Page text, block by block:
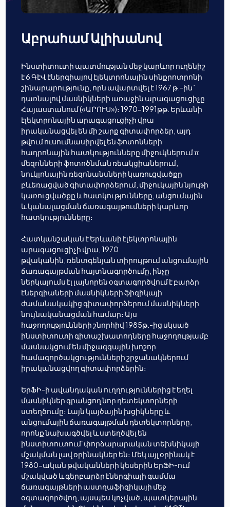
Աբրահամ Ալիխանով
Ինստիտուտի պատմության մեջ կարևոր ուղենիշ
է 6 ԳէՎ էներգիայով էլեկտրոնային սինքրոտրոնի
շինարարությունը, որն ավարտվել է 1967 թ.-ին`
դառնալով մասնիկների առաջին արագացուցիչը
Հայաստանում («ԱՐՈՒՍ»)։ 1970-1991թթ. Երևանի
էլեկտրոնային արագացուցիչի վրա
իրականացվել են մի շարք գիտափորձեր, այդ
թվում ուսումնասիրվել են ֆոտոնների
հադրոնային հատկությունները միջուկներում π
մեզոնների ֆոտոծնման ռեակցիաներում,
նուկլոնային ռեզոնանսների կառուցվածքը
բևեռացված գիտափորձերում, միջուկային նյութի
կառուցվածքը և հատկությունները, անցումային
և կանալացման ճառագայթումների կարևոր
հատկությունները։
Հատկանշական է Երևանի էլեկտրոնային
արագացուցիչի վրա, 1970
թվականին, ռենտգենյան տիրույթում անցումային
ճառագայթման հայտնագործումը, ինչը
ներկայումս էլ լայնորեն օգտագործվում է բարձր
էներգիաների մասնիկների ֆիզիկայի
ժամանակակից գիտափորձերում մասնիկների
նույնականացման համար։ Այս
հաջողությունների շնորհիվ 1985թ.-ից սկսած
ինստիտուտի գիտաշխատողները հաջողությամբ
մասնակցում են միջազգային խոշոր
համագործակցությունների շրջանակներում
իրականացվող գիտափորձերին։
ԵրՖԻ-ի ավանդական ուղղություններից է եղել
մասնիկներ գրանցող նոր դետեկտորների
ստեղծումը։ Լայն կայծային խցիկները և
անցումային ճառագայթման դետեկտորները,
որոնք նախագծվել և ստեղծվել են
ինստիտուտում՝ փորձարարական տեխնիկայի
մշակման լավ օրինակներ են։ Մեկ այլ օրինակ է
1980-ական թվականների կեսերին ԵրՖԻ-ում
մշակված և գերբարձր էներգիայի գամմա
ճառագայթների աստղաֆիզիկայի մեջ
օգտագործվող, այսպես կոչված, պատկերային